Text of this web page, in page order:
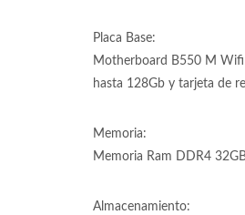
Placa Base:
Motherboard B550 M
hasta 128Gb y tarjeta de
Memoria:
Memoria Ram DDR4
Almacenamiento: